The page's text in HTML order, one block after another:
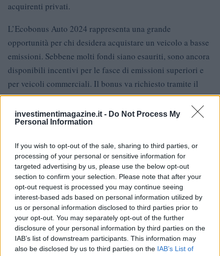
investimentimagazine.it - Do Not Process My
Personal Information
If you wish to opt-out of the sale, sharing to third parties, or
processing of your personal or sensitive information for
targeted advertising by us, please use the below opt-out
section to confirm your selection. Please note that after your
opt-out request is processed you may continue seeing
interest-based ads based on personal information utilized by
us or personal information disclosed to third parties prior to
your opt-out. You may separately opt-out of the further
disclosure of your personal information by third parties on the
IAB’s list of downstream participants. This information may
also be disclosed by us to third parties on the IAB’s List of
acquirenti privati.
L’Ecobonus Auto 2024 rappresenta una grande
opportunità per chi desidera acquistare un veicolo a basse
emissioni. Sebbene molti fondi siano esauriti, sono ancora
disponibili incentivi per le fasce di emissioni superiori e
per veicoli commerciali. Il bonus va richiesto tramite il
concessionario e l’acquisto deve essere effettuato entro il
31 dicembre 2024.
AUTORE
Giorgia Stromeo